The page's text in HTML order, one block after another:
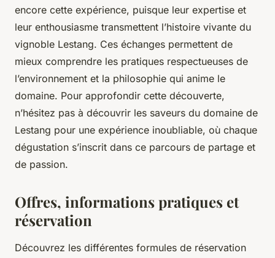
encore cette expérience, puisque leur expertise et
leur enthousiasme transmettent l’histoire vivante du
vignoble Lestang. Ces échanges permettent de
mieux comprendre les pratiques respectueuses de
l’environnement et la philosophie qui anime le
domaine. Pour approfondir cette découverte,
n’hésitez pas à découvrir les saveurs du domaine de
Lestang pour une expérience inoubliable, où chaque
dégustation s’inscrit dans ce parcours de partage et
de passion.
Offres, informations pratiques et
réservation
Découvrez les différentes formules de réservation